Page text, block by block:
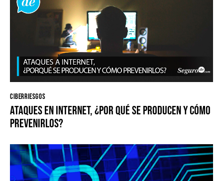
CIBERRIESGOS
Ataques en Internet, ¿por qué se producen y cómo
prevenirlos?